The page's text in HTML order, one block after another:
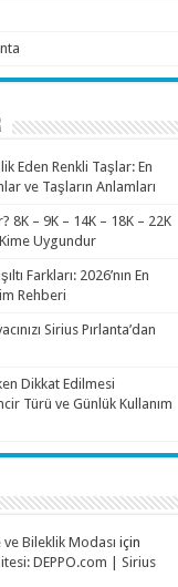
Eden Renkli Taşlar: En
ve Taşların Anlamları
8K – 9K – 14K – 18K – 22K
Uygundur
Farkları: 2026’nın En
Rehberi
Sirius Pırlanta’dan
Dikkat Edilmesi
Türü ve Günlük Kullanım
Bileklik Modası için
DEPPO.com | Sirius